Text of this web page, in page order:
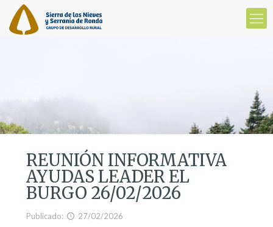
REUNIÓN INFORMATIVA
AYUDAS LEADER EL
BURGO 26/02/2026
Publicado: 27/02/2026